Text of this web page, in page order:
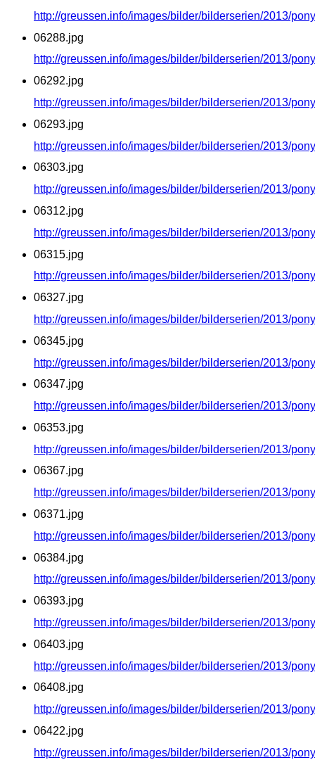
http://greussen.info/images/bilder/bilderserien/2013/
06288.jpg
http://greussen.info/images/bilder/bilderserien/2013/
06292.jpg
http://greussen.info/images/bilder/bilderserien/2013/
06293.jpg
http://greussen.info/images/bilder/bilderserien/2013/
06303.jpg
http://greussen.info/images/bilder/bilderserien/2013/
06312.jpg
http://greussen.info/images/bilder/bilderserien/2013/
06315.jpg
http://greussen.info/images/bilder/bilderserien/2013/
06327.jpg
http://greussen.info/images/bilder/bilderserien/2013/
06345.jpg
http://greussen.info/images/bilder/bilderserien/2013/
06347.jpg
http://greussen.info/images/bilder/bilderserien/2013/
06353.jpg
http://greussen.info/images/bilder/bilderserien/2013/
06367.jpg
http://greussen.info/images/bilder/bilderserien/2013/
06371.jpg
http://greussen.info/images/bilder/bilderserien/2013/
06384.jpg
http://greussen.info/images/bilder/bilderserien/2013/
06393.jpg
http://greussen.info/images/bilder/bilderserien/2013/
06403.jpg
http://greussen.info/images/bilder/bilderserien/2013/
06408.jpg
http://greussen.info/images/bilder/bilderserien/2013/
06422.jpg
http://greussen.info/images/bilder/bilderserien/2013/